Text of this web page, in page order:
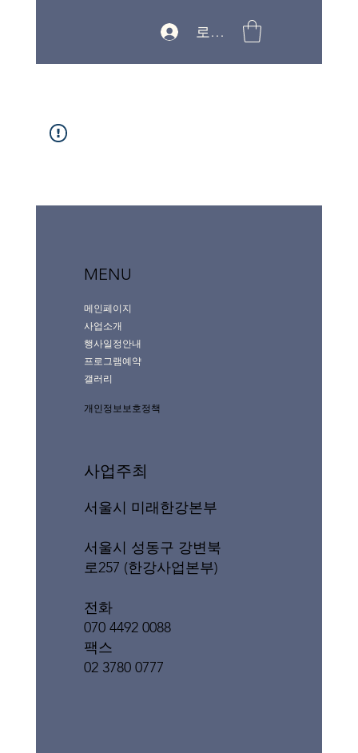
로그인
MENU
메인페이지
사업소개
행사일정안내
프로그램예약
갤러리
개인정보보호정책
사업주최
서울시 미래한강본부
서울시 성동구 강변북
로257 (한강사업본부)
전화
070 4492 0088
팩스
02 3780 0777